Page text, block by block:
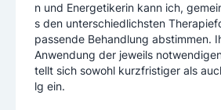
n und Energetikerin kann ich,
s den unterschiedlichsten
passende Behandlung abstimmen.
Anwendung der jeweils
tellt sich sowohl kurzfristiger als
lg ein.